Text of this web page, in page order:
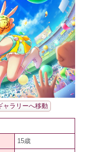
ャラリーへ移動
15歳